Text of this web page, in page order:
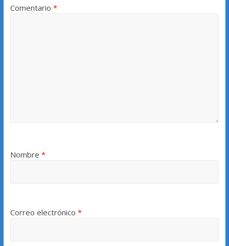
Comentario *
Nombre *
Correo electrónico *